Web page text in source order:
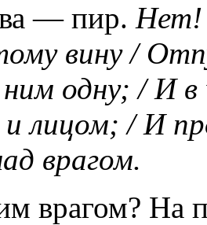
— пир. Нет!
вину /
одну; / И в
и лицом; / И
врагом.
врагом? На